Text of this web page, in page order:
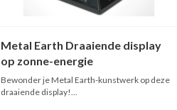
Metal Earth Draaiende display
op zonne-energie
Bewonder je Metal Earth-kunstwerk op deze
draaiende display!...